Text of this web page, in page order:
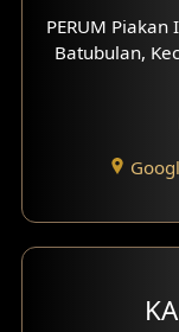
Desain
Desain
Desain
PERUM
Batubulan,